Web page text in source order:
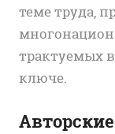
теме труда,
трактуемых
ключе.